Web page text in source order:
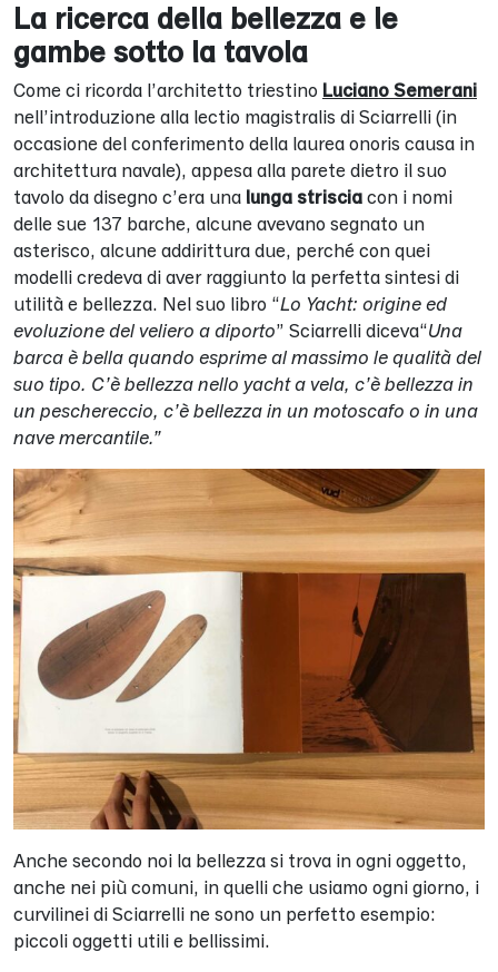
La ricerca della bellezza e le
gambe sotto la tavola
Come ci ricorda l’architetto triestino Luciano Semerani
nell’introduzione alla lectio magistralis di Sciarrelli (in
occasione del conferimento della laurea onoris causa in
architettura navale), appesa alla parete dietro il suo
tavolo da disegno c’era una lunga striscia con i nomi
delle sue 137 barche, alcune avevano segnato un
asterisco, alcune addirittura due, perché con quei
modelli credeva di aver raggiunto la perfetta sintesi di
utilità e bellezza. Nel suo libro “Lo Yacht: origine ed
evoluzione del veliero a diporto” Sciarrelli diceva“Una
barca è bella quando esprime al massimo le qualità del
suo tipo. C’è bellezza nello yacht a vela, c’è bellezza in
un peschereccio, c’è bellezza in un motoscafo o in una
nave mercantile.”
Anche secondo noi la bellezza si trova in ogni oggetto,
anche nei più comuni, in quelli che usiamo ogni giorno, i
curvilinei di Sciarrelli ne sono un perfetto esempio:
piccoli oggetti utili e bellissimi.